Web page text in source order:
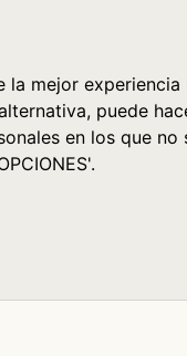
mejor
puede
en los que